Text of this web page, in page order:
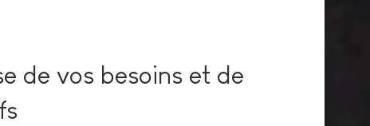
de vos besoins et de